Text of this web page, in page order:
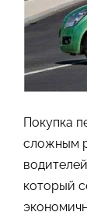
Покупка
сложным
который